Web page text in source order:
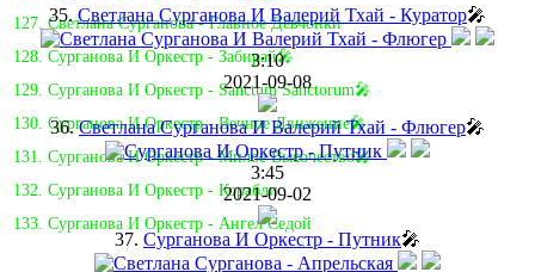
127. Светлана Сурганова - Главное Девчонки
128. Сурганова И Оркестр - Забирай🎤
129. Сурганова И Оркестр - Sanctum Sanctorum🎤
130. Сурганова И Оркестр - Вечное Движение🎤
131. Сурганова И Оркестр - Милое Высочество🎤
132. Сурганова И Оркестр - Корабли
133. Сурганова И Оркестр - Ангел Седой
35. Светлана Сурганова И Валерий Тхай - Куратор🎤
3:10
2021-09-08
36.Светлана Сурганова И Валерий Тхай - Флюгер🎤
3:45
2021-09-02
37. Сурганова И Оркестр - Путник🎤